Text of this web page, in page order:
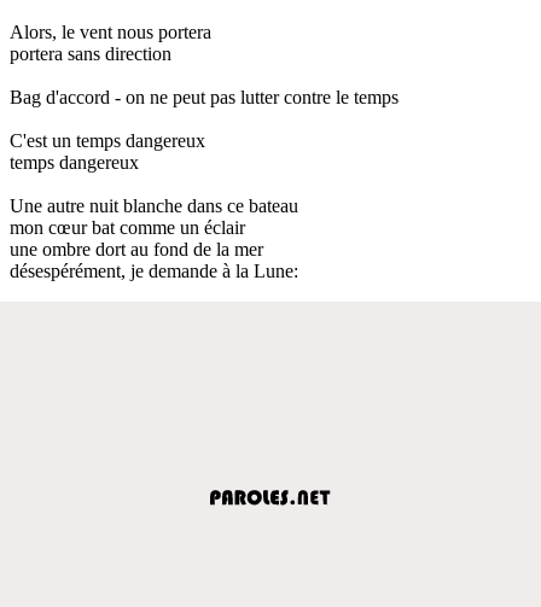
Alors, le vent nous portera
portera sans direction
Bag d'accord - on ne peut pas lutter contre le temps
C'est un temps dangereux
temps dangereux
Une autre nuit blanche dans ce bateau
mon cœur bat comme un éclair
une ombre dort au fond de la mer
désespérément, je demande à la Lune: